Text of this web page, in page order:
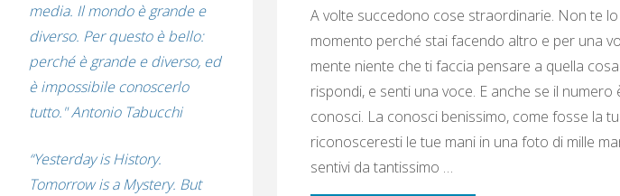
A volte succedono cose straordinarie. Non te
momento perché stai facendo altro e per una
mente niente che ti faccia pensare a quella
rispondi, e senti una voce. E anche se il
conosci. La conosci benissimo, come fosse la
riconosceresti le tue mani in una foto di mille
sentivi da tantissimo …
media. Il mondo è grande e
diverso. Per questo è bello:
perché è grande e diverso, ed
è impossibile conoscerlo
tutto." Antonio Tabucchi
“Yesterday is History.
Tomorrow is a Mystery. But